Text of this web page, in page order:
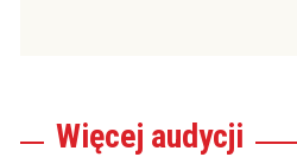
Więcej audycji